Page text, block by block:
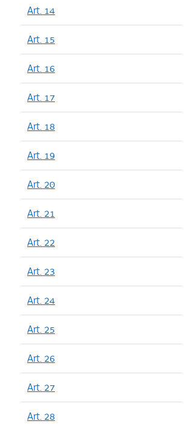
Art. 14
Art. 15
Art. 16
Art. 17
Art. 18
Art. 19
Art. 20
Art. 21
Art. 22
Art. 23
Art. 24
Art. 25
Art. 26
Art. 27
Art. 28